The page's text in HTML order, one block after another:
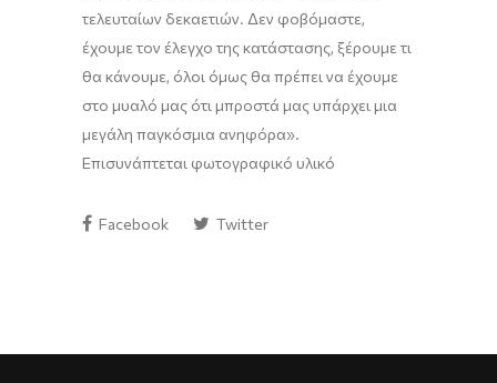
τελευταίων δεκαετιών. Δεν φοβόμαστε,
έχουμε τον έλεγχο της κατάστασης, ξέρουμε τι
θα κάνουμε, όλοι όμως θα πρέπει να έχουμε
στο μυαλό μας ότι μπροστά μας υπάρχει μια
μεγάλη παγκόσμια ανηφόρα».
Επισυνάπτεται φωτογραφικό υλικό
Facebook Twitter